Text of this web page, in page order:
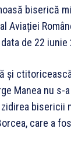
biserică
Aviației
de 22 iunie
și
Manea nu s-
bisericii
care a